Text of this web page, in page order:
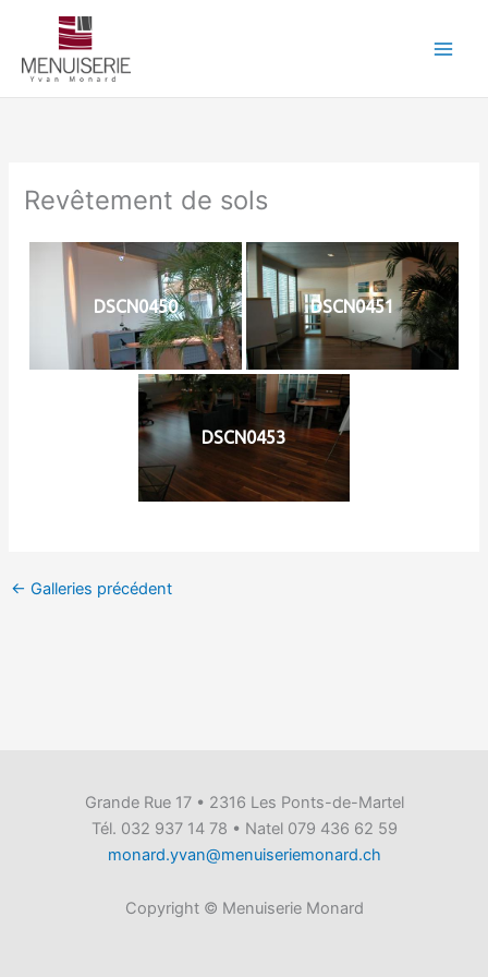
contenu
Revêtement de sols
DSCN0450 DSCN0451
DSCN0453
← Galleries précédent
Grande Rue 17 • 2316 Les Ponts-de-Martel
Tél. 032 937 14 78 • Natel 079 436 62 59
monard.yvan@menuiseriemonard.ch
Copyright © Menuiserie Monard